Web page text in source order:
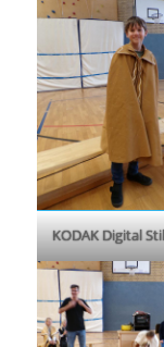
KODAK Digital